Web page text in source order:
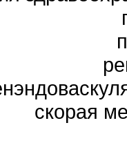
скорая